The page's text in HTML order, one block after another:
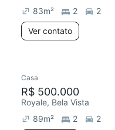
83m² 2
2
Ver contato
Casa
R$ 500.000
Royale, Bela Vista
89m² 2
2